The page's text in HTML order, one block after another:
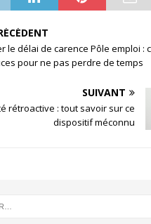
le délai de carence Pôle emploi :
pour ne pas perdre de temps
SUIVANT
rétroactive : tout savoir sur ce
dispositif méconnu